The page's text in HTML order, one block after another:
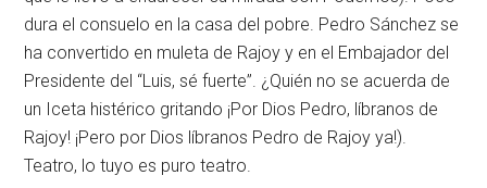
dura el consuelo en la casa del pobre. Pedro Sánchez se
ha convertido en muleta de Rajoy y en el Embajador del
Presidente del “Luis, sé fuerte”. ¿Quién no se acuerda de
un Iceta histérico gritando ¡Por Dios Pedro, líbranos de
Rajoy! ¡Pero por Dios líbranos Pedro de Rajoy ya!).
Teatro, lo tuyo es puro teatro.